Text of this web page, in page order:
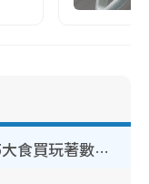
【8月生日優惠2026】全港85大食買玩著數攻略 自助餐/火鍋放題同行免費＋誠品/DONKI送現金券